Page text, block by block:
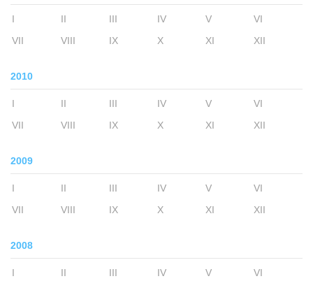
I II III IV V
VI
VII
VIII IX X XI XII
2010
I II III IV V
VI
VII
VIII IX X XI XII
2009
I II III IV V
VI
VII
VIII IX X XI XII
2008
I II III IV V
VI